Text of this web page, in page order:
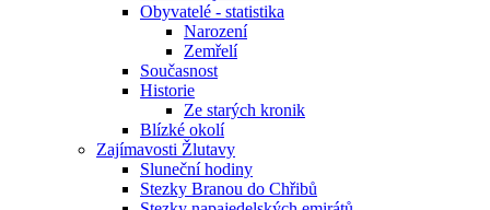
Obyvatelé - statistika
Narození
Zemřelí
Současnost
Historie
Ze starých kronik
Blízké okolí
Zajímavosti Žlutavy
Sluneční hodiny
Stezky Branou do Chřibů